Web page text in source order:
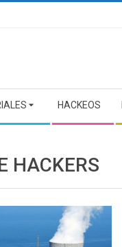
HACKEOS
HACKERS